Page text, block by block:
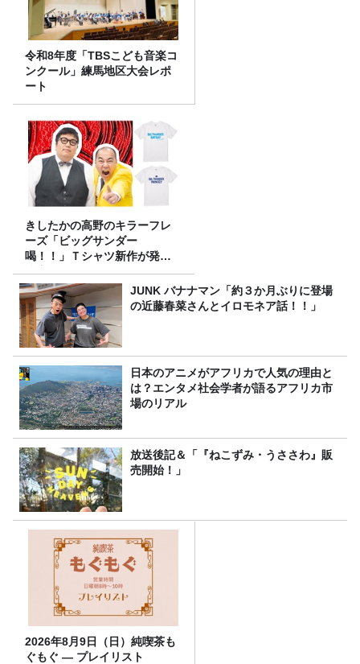
令和8年度「TBSこども音楽コ
ンクール」練馬地区大会レポ
ート
きしたかの高野のキラーフレ
ーズ「ビッグサンダー
喝！！」Ｔシャツ新作が発売
決定！
JUNK バナナマン「約３か月ぶりに登場
の近藤春菜さんとイロモネア話！！」
日本のアニメがアフリカで人気の理由と
は？エンタメ社会学者が語るアフリカ市
場のリアル
放送後記＆「『ねこずみ・うささわ』販
売開始！」
2026年8月9日（日）純喫茶も
ぐもぐ ― プレイリスト